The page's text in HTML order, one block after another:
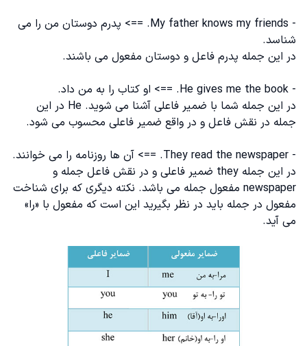
- My father knows my friends. ==> پدرم دوستان من را می
شناسد.
در این جمله پدرم فاعل و دوستان مفعول می باشند‌.
- He gives me the book. ==> او کتاب را به من داد.
در این جمله شما با ضمیر فاعلی آشنا می شوید. He در این
جمله در نقش فاعل و در واقع ضمیر فاعلی محسوب می شود.
- They read the newspaper. ==> آن ها روزنامه را می خوانند.
در این جمله they ضمیر فاعلی و در نقش فاعل جمله و
newspaper مفعول جمله می باشد. نکته دیگری که برای شناخت
مفعول در جمله باید در نظر بگیرید این است که مفعول با «را»
می آید.